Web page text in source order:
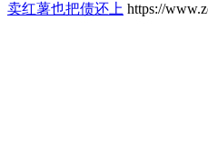
卖红薯也把债还上 https://